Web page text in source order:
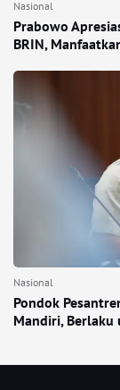
Nasional
Prabowo
BRIN,
Nasional
Pondok
Mandiri, Berlaku